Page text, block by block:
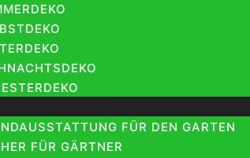
FÜR DEN GARTEN
FÜR GÄRTNER